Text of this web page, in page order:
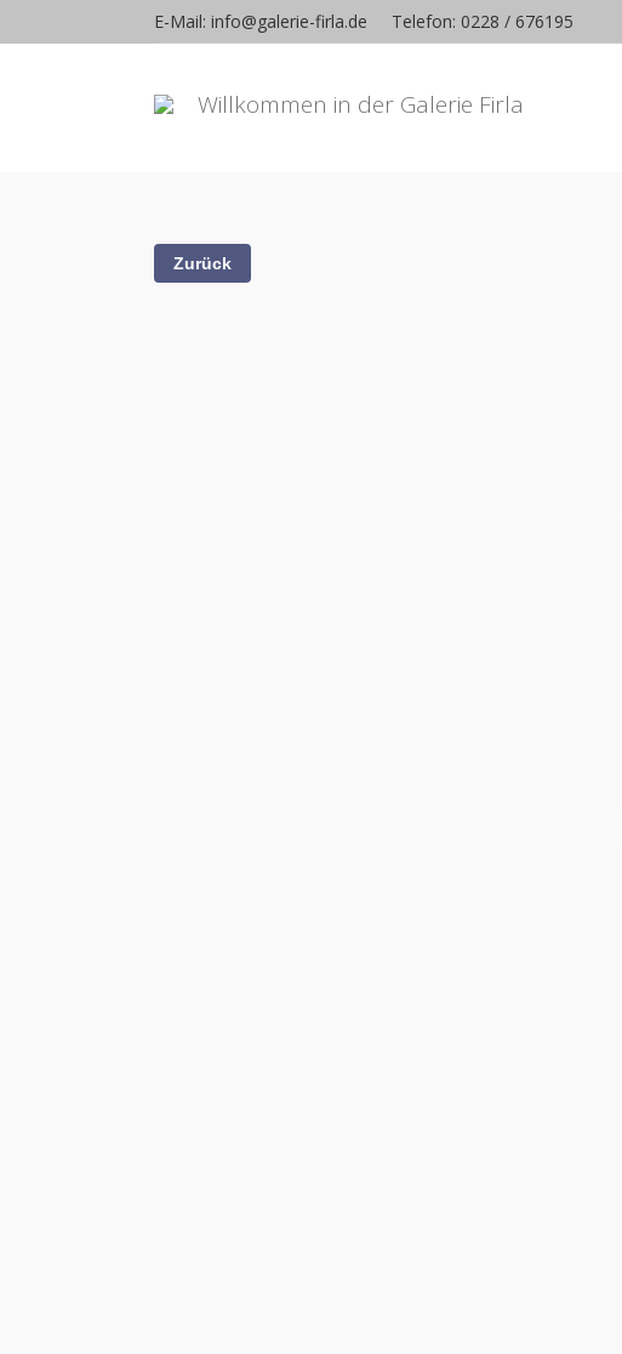
E-Mail: info@galerie-firla.de Telefon: 0228 / 676195
Willkommen in der Galerie Firla